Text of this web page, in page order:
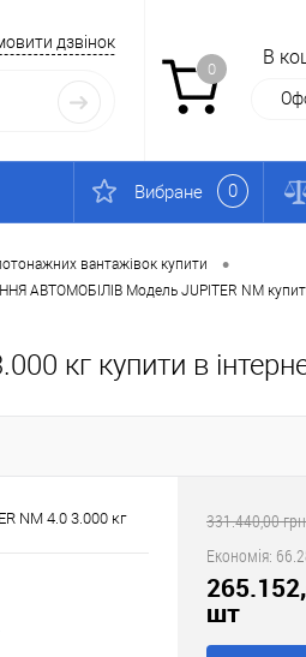
дзвінок
0
В
Вибране 0
вантажівок купити •
АВТОМОБІЛІВ Модель JUPITER NM
кг купити в
NM 4.0 3.000 кг
331.440,00
Економія:
шт